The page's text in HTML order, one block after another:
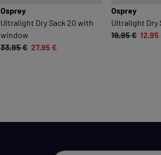
Media-Plattformen etc.
Cookie-
Osprey
Ultralight Dry Sack 20 with
window
33,95 € 27,95 €
Osprey
Ultralight Dry
19,95 € 12,95